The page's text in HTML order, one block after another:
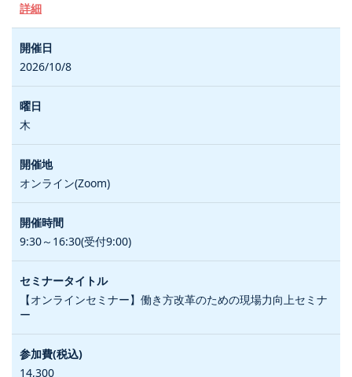
詳細
2026/10/8
木
オンライン(Zoom)
9:30～16:30(受付9:00)
【オンラインセミナー】働き方改革のための現場力向上セミナ
ー
14,300